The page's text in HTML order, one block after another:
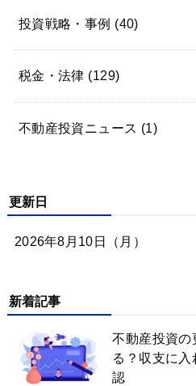
投資戦略・事例 (40)
税金・法律 (129)
不動産投資ニュース (1)
更新日
2026年8月10日（月）
新着記事
不動産投資の
る？収支に
認